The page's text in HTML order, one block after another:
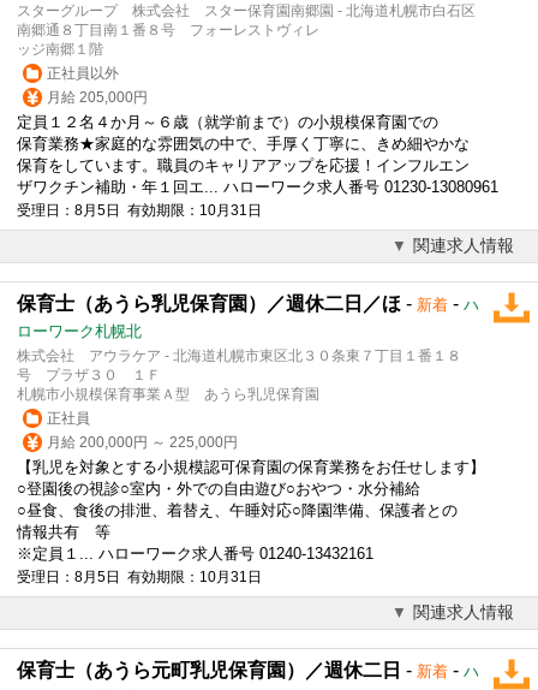
スターグループ 株式会社 スター保育園南郷園 - 北海道札幌市白石区
南郷通８丁目南１番８号 フォーレストヴィレ
ッジ南郷１階
正社員以外
月給 205,000円
定員１２名４か月～６歳（就学前まで）の小規模保育園での
保育業務★家庭的な雰囲気の中で、手厚く丁寧に、きめ細やかな
保育をしています。職員のキャリアアップを応援！インフルエン
ザワクチン補助・年１回エ... ハローワーク求人番号 01230-13080961
受理日：8月5日 有効期限：10月31日
関連求人情報
保育士（あうら乳児保育園）／週休二日／ほ - 新着 - ハ
ローワーク札幌北
株式会社 アウラケア - 北海道札幌市東区北３０条東７丁目１番１８
号 プラザ３０ １Ｆ
札幌市小規模保育事業Ａ型 あうら乳児保育園
正社員
月給 200,000円 ～ 225,000円
【乳児を対象とする小規模認可保育園の保育業務をお任せします】
○登園後の視診○室内・外での自由遊び○おやつ・水分補給
○昼食、食後の排泄、着替え、午睡対応○降園準備、保護者との
情報共有 等
※定員１... ハローワーク求人番号 01240-13432161
受理日：8月5日 有効期限：10月31日
関連求人情報
保育士（あうら元町乳児保育園）／週休二日 - 新着 - ハ